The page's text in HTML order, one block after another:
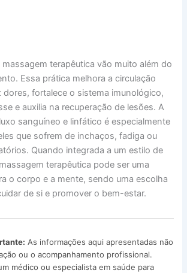
terapêutica vão muito além do
Essa prática melhora a circulação
dores, fortalece o sistema imunológico,
e auxilia na recuperação de lesões. A
sanguíneo e linfático é especialmente
que sofrem de inchaços, fadiga ou
Quando integrada a um estilo de
terapêutica pode ser uma
o corpo e a mente, sendo uma escolha
de si e promover o bem-estar.
As informações aqui apresentadas não
ou o acompanhamento profissional.
médico ou especialista em saúde para